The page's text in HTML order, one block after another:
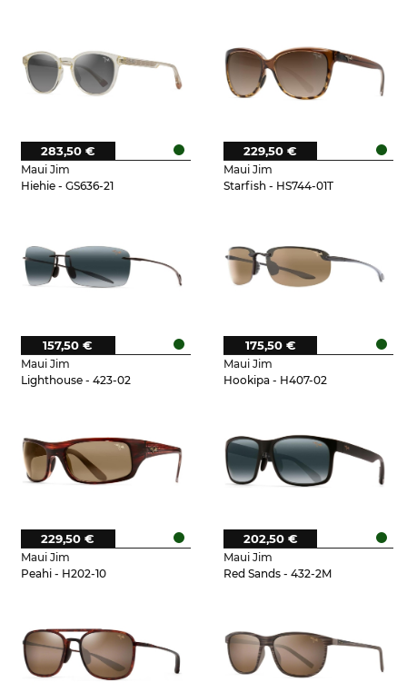
Maui Jim
Hiehie - GS636-21
283,50 €
Maui Jim
Starfish - HS744-01T
229,50 €
Maui Jim
Lighthouse - 423-02
157,50 €
Maui Jim
Hookipa - H407-02
175,50 €
Maui Jim
Peahi - H202-10
229,50 €
Maui Jim
Red Sands - 432-2M
202,50 €